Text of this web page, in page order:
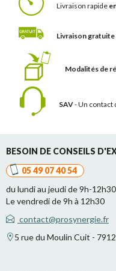
Livraison rapide
Livraison gratuite
Modalités de
SAV- Un contact
BESOIN DE CONSEILS
05 49 07 40 54
du lundi au jeudi de 9h-
Le vendredi de 9h à 12h30
contact@prosynergie.fr
5 rue du Moulin Cuit -